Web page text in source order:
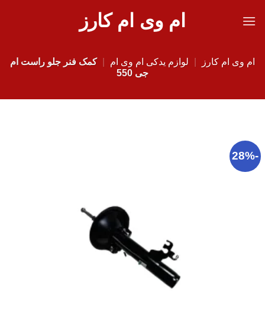
ام وی ام کارز
ام وی ام کارز لوازم یدکی ام وی ام
کمک فنر جلو راست ام
جی 550
-28%